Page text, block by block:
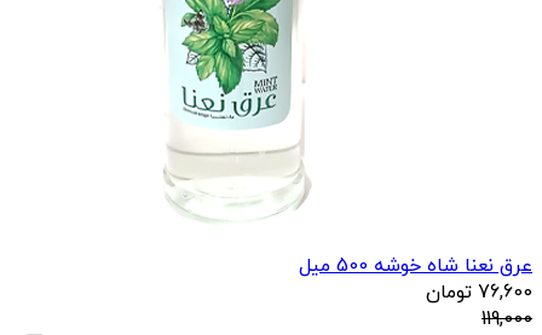
عرق نعنا شاه خوشه 500 میل
76,600 تومان
119,000